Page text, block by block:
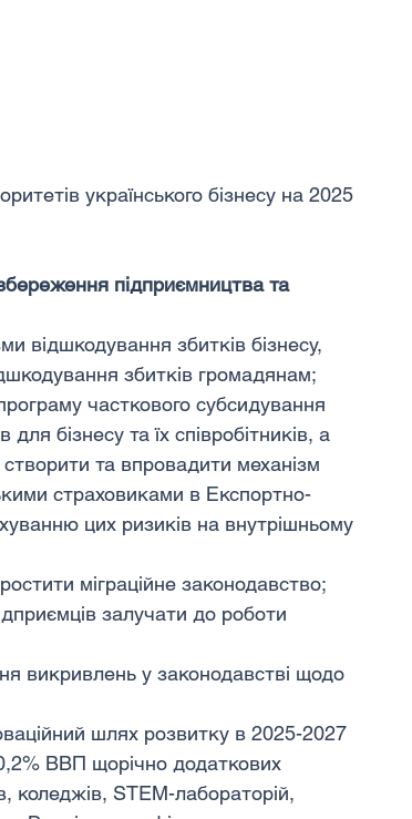
українського бізнесу на 2025
підприємництва та
відшкодування збитків бізнесу,
збитків громадянам;
часткового субсидування
бізнесу та їх співробітників, а
та впровадити механізм
страховиками в Експортно-
цих ризиків на внутрішньому
міграційне законодавство;
залучати до роботи
викривлень у законодавстві щодо
шлях розвитку в 2025-2027
ВВП щорічно додаткових
коледжів, STEM-лабораторій,